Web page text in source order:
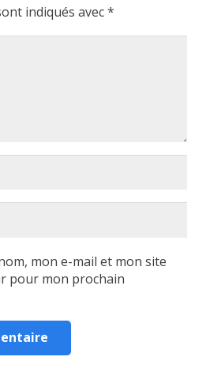
indiqués avec*
mon e-mail et mon site
pour mon prochain